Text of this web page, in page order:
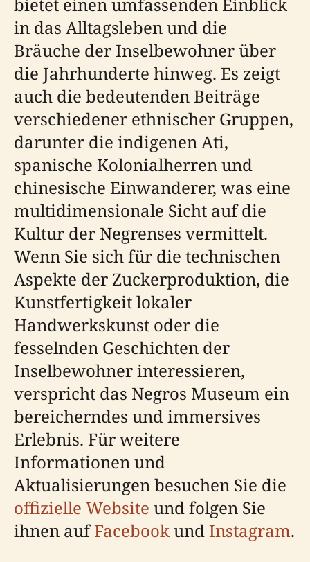
in das Alltagsleben und die
Bräuche der Inselbewohner über
die Jahrhunderte hinweg. Es zeigt
auch die bedeutenden Beiträge
verschiedener ethnischer Gruppen,
darunter die indigenen Ati,
spanische Kolonialherren und
chinesische Einwanderer, was eine
multidimensionale Sicht auf die
Kultur der Negrenses vermittelt.
Wenn Sie sich für die technischen
Aspekte der Zuckerproduktion, die
Kunstfertigkeit lokaler
Handwerkskunst oder die
fesselnden Geschichten der
Inselbewohner interessieren,
verspricht das Negros Museum ein
bereicherndes und immersives
Erlebnis. Für weitere
Informationen und
Aktualisierungen besuchen Sie die
offizielle Website und folgen Sie
ihnen aufFacebookund Instagram.